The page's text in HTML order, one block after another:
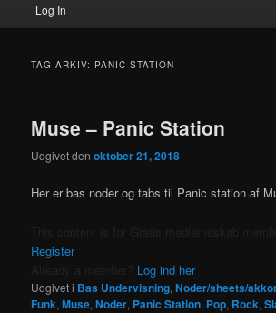
Log In
TAG-ARKIV: PANIC STATION
Muse – Panic Station
Udgivet denoktober 21, 2018
Her er bas noder og tabs til Panic station af
Register
Log ind her
Udgivet i Bas Undervisning,Noder/sheets/
Funk,Muse,Noder, Panic Station, Pop, Rock,